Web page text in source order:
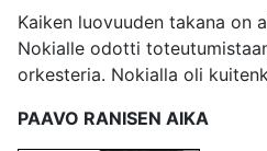
Kaiken luovuuden takana on
Nokialle odotti
orkesteria. Nokialla oli
PAAVO RANISEN AIKA